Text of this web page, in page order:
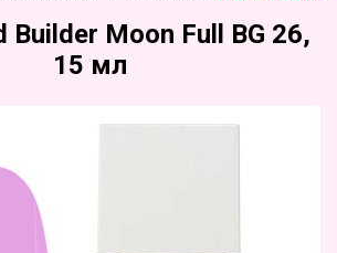
Builder Moon Full BG 26,
15 мл